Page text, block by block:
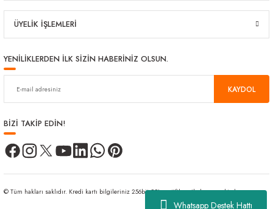
Whatsapp Destek Hattı
ÜYELİK İŞLEMLERİ
YENİLİKLERDEN İLK SİZİN HABERİNİZ OLSUN.
KAYDOL
BİZİ TAKİP EDİN!
© Tüm hakları saklıdır. Kredi kartı bilgileriniz 256bit SSL sertifikası ile korunmaktadır.